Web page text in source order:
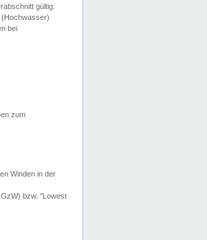
gültig.
(Hochwasser)
bei
zum
Winden in der
bzw. "Lowest